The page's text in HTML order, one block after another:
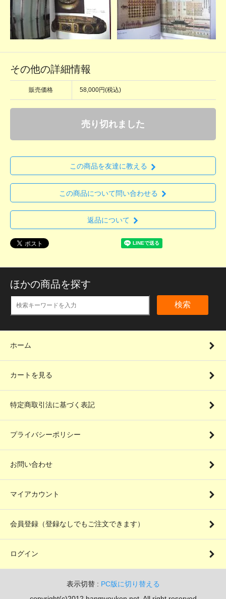
その他の詳細情報
販売価格 58,000円(税込)
売り切れました
この商品を友達に教える
この商品について問い合わせる
返品について
ほかの商品を探す
検索
ホーム
カートを見る
特定商取引法に基づく表記
プライバシーポリシー
お問い合わせ
マイアカウント
会員登録（登録なしでもご注文できます）
ログイン
表示切替 : PC版に切り替える